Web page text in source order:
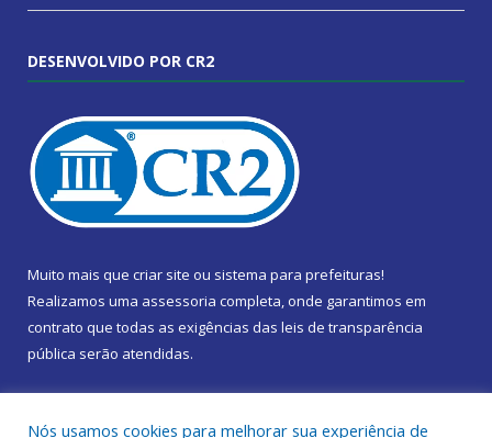
DESENVOLVIDO POR CR2
Muito mais que criar site ou sistema para prefeituras!
Realizamos uma assessoria completa, onde garantimos em
contrato que todas as exigências das leis de transparência
pública serão atendidas.
Nós usamos cookies para melhorar sua experiência de